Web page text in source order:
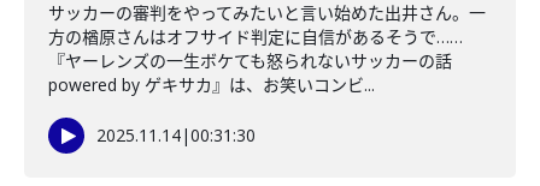
サッカーの審判をやってみたいと言い始めた出井さん。一
方の楢原さんはオフサイド判定に自信があるそうで……
『ヤーレンズの一生ボケても怒られないサッカーの話
powered by ゲキサカ』は、お笑いコンビ...
2025.11.14|00:31:30